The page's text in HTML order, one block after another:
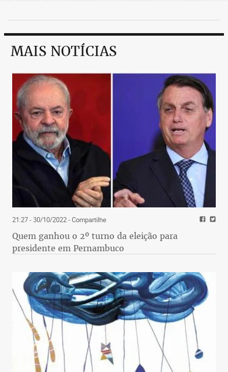
MAIS NOTÍCIAS
21:27 - 30/10/2022- Compartilhe
Quem ganhou o 2º turno da eleição para
presidente em Pernambuco